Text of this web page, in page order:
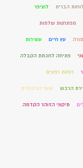
הברית לוציפר
מפתחןות שלמות
סורה עץ חיים עשירות
פתיחה לחכמת הקבלה
רוחות רפאים
הרבש שער הגלגולים
תיקוני הזוהר הקדמה